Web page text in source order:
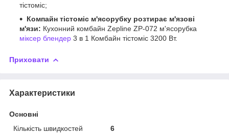
тістоміс;
Компайн тістоміс м'ясорубку розтирає м'язові
м'язи: Кухонний комбайн Zepline ZP-072 м'ясорубка
міксер блендер 3 в 1 Комбайн тістоміс 3200 Вт.
Приховати
Характеристики
Основні
Кількість швидкостей
6